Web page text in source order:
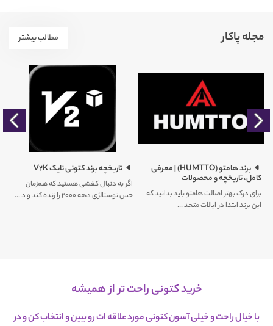
مجله پاکار مطالب بیشتر
برند هامتو (HUMTTO) | معرفی
کامل، تاریخچه و محصولات
برای درک بهتر اصالت هامتو باید بدانید که
این برند ابتدا در ایالات متحد ...
تاریخچه برند کتونی نایک V2K
اگر به دنبال کفشی هستید که همزمان
حس نوستالژی دهه ۲۰۰۰ را زنده کند و د ...
خرید کتونی راحت تر از همیشه
با خیال راحت و خیلی آسون کتونی مورد علاقه ات رو ببین و انتخاب کن و در